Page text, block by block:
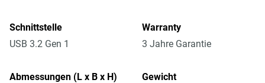
Schnittstelle
USB 3.2 Gen 1
Warranty
3 Jahre Garantie
Abmessungen (L x B x H)
Gewicht